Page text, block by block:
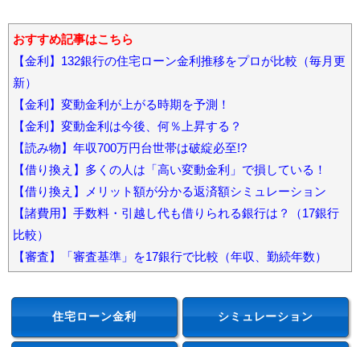
おすすめ記事はこちら
【金利】132銀行の住宅ローン金利推移をプロが比較（毎月更
新）
【金利】変動金利が上がる時期を予測！
【金利】変動金利は今後、何％上昇する？
【読み物】年収700万円台世帯は破綻必至!?
【借り換え】多くの人は「高い変動金利」で損している！
【借り換え】メリット額が分かる返済額シミュレーション
【諸費用】手数料・引越し代も借りられる銀行は？（17銀行
比較）
【審査】「審査基準」を17銀行で比較（年収、勤続年数）
住宅ローン金利 シミュレーション